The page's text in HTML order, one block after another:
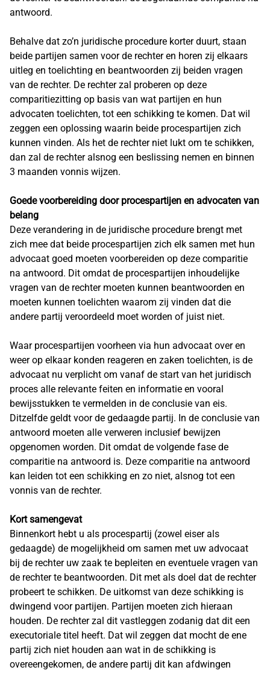
antwoord.
Behalve dat zo’n juridische procedure korter duurt, staan
beide partijen samen voor de rechter en horen zij elkaars
uitleg en toelichting en beantwoorden zij beiden vragen
van de rechter. De rechter zal proberen op deze
comparitiezitting op basis van wat partijen en hun
advocaten toelichten, tot een schikking te komen. Dat wil
zeggen een oplossing waarin beide procespartijen zich
kunnen vinden. Als het de rechter niet lukt om te schikken,
dan zal de rechter alsnog een beslissing nemen en binnen
3 maanden vonnis wijzen.
Goede voorbereiding door procespartijen en advocaten van
belang
Deze verandering in de juridische procedure brengt met
zich mee dat beide procespartijen zich elk samen met hun
advocaat goed moeten voorbereiden op deze comparitie
na antwoord. Dit omdat de procespartijen inhoudelijke
vragen van de rechter moeten kunnen beantwoorden en
moeten kunnen toelichten waarom zij vinden dat die
andere partij veroordeeld moet worden of juist niet.
Waar procespartijen voorheen via hun advocaat over en
weer op elkaar konden reageren en zaken toelichten, is de
advocaat nu verplicht om vanaf de start van het juridisch
proces alle relevante feiten en informatie en vooral
bewijsstukken te vermelden in de conclusie van eis.
Ditzelfde geldt voor de gedaagde partij. In de conclusie van
antwoord moeten alle verweren inclusief bewijzen
opgenomen worden. Dit omdat de volgende fase de
comparitie na antwoord is. Deze comparitie na antwoord
kan leiden tot een schikking en zo niet, alsnog tot een
vonnis van de rechter.
Kort samengevat
Binnenkort hebt u als procespartij (zowel eiser als
gedaagde) de mogelijkheid om samen met uw advocaat
bij de rechter uw zaak te bepleiten en eventuele vragen van
de rechter te beantwoorden. Dit met als doel dat de rechter
probeert te schikken. De uitkomst van deze schikking is
dwingend voor partijen. Partijen moeten zich hieraan
houden. De rechter zal dit vastleggen zodanig dat dit een
executoriale titel heeft. Dat wil zeggen dat mocht de ene
partij zich niet houden aan wat in de schikking is
overeengekomen, de andere partij dit kan afdwingen